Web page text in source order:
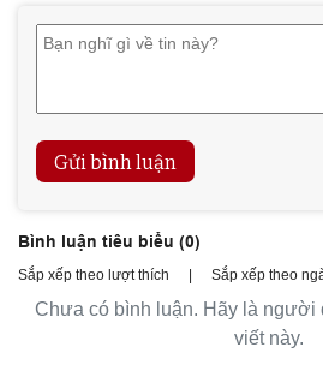
Gửi bình luận
Bình luận tiêu biểu (0)
Sắp xếp theo lượt thích | Sắp xếp theo
Chưa có bình luận. Hãy là người
viết này.